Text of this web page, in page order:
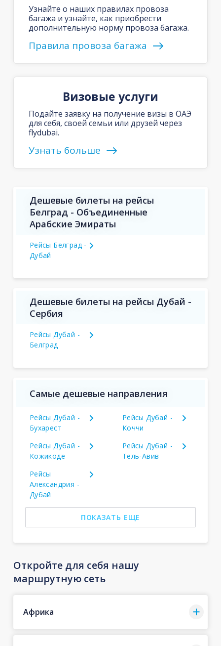
Узнайте о наших правилах провоза
багажа и узнайте, как приобрести
дополнительную норму провоза багажа.
Правила провоза багажа
Визовые услуги
Подайте заявку на получение визы в ОАЭ
для себя, своей семьи или друзей через
flydubai.
Узнать больше
Дешевые билеты на рейсы
Белград - Объединенные
Арабские Эмираты
Рейсы Белград -
Дубай
Дешевые билеты на рейсы Дубай -
Сербия
Рейсы Дубай -
Белград
Самые дешевые направления
Рейсы Дубай -
Бухарест
Рейсы Дубай -
Коччи
Рейсы Дубай -
Кожикоде
Рейсы Дубай -
Тель-Авив
Рейсы
Александрия -
Дубай
ПОКАЗАТЬ ЕЩЕ
Откройте для себя нашу
маршрутную сеть
Африка